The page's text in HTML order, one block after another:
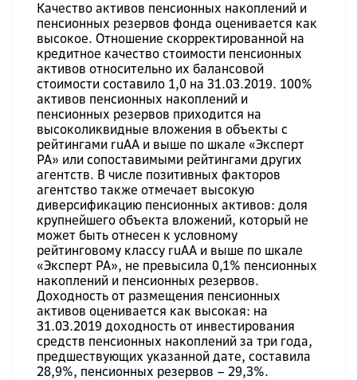
Качество активов пенсионных накоплений и
пенсионных резервов фонда оценивается как
высокое. Отношение скорректированной на
кредитное качество стоимости пенсионных
активов относительно их балансовой
стоимости составило 1,0 на 31.03.2019. 100%
активов пенсионных накоплений и
пенсионных резервов приходится на
высоколиквидные вложения в объекты с
рейтингами ruAА и выше по шкале «Эксперт
РА» или сопоставимыми рейтингами других
агентств. В числе позитивных факторов
агентство также отмечает высокую
диверсификацию пенсионных активов: доля
крупнейшего объекта вложений, который не
может быть отнесен к условному
рейтинговому классу ruAA и выше по шкале
«Эксперт РА», не превысила 0,1% пенсионных
накоплений и пенсионных резервов.
Доходность от размещения пенсионных
активов оценивается как высокая: на
31.03.2019 доходность от инвестирования
средств пенсионных накоплений за три года,
предшествующих указанной дате, составила
28,9%, пенсионных резервов – 29,3%.